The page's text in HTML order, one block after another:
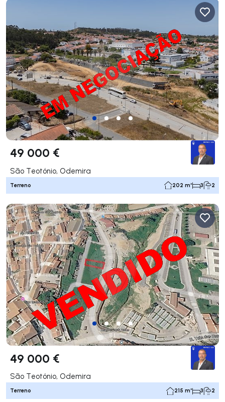
49 000 €
São Teotónio, Odemira
Terreno 202 m² 3 2
49 000 €
São Teotónio, Odemira
Terreno 215 m² 3 2